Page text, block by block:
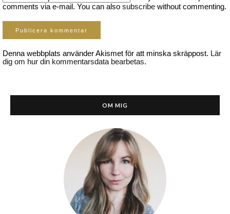
comments via e-mail. You can also subscribe without commenting.
Denna webbplats använder Akismet för att minska skräppost. Lär
dig om hur din kommentarsdata bearbetas.
OM MIG